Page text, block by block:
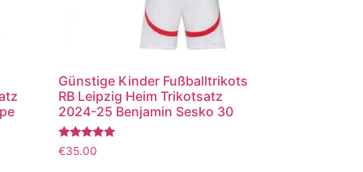
Günstige Kinder Fußballtrikots
RB Leipzig Heim Trikotsatz
2024-25 Benjamin Sesko 30
Bewertet
mit
€35.00